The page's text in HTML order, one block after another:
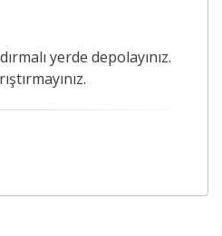
yerde depolayınız.